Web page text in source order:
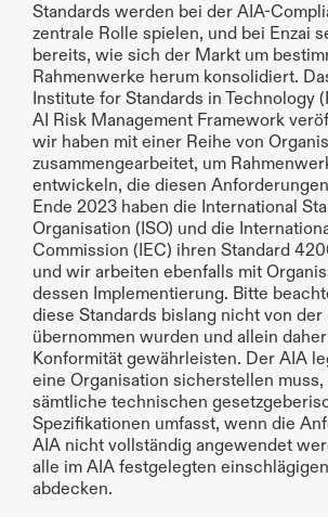
Standards werden bei der AIA-
zentrale Rolle spielen, und bei Enzai
bereits, wie sich der Markt um
Rahmenwerke herum konsolidiert.
Institute for Standards in Technology
AI Risk Management Framework
wir haben mit einer Reihe von
zusammengearbeitet, um
entwickeln, die diesen
Ende 2023 haben die International
Organisation (ISO) und die
Commission (IEC) ihren Standard
und wir arbeiten ebenfalls mit
dessen Implementierung. Bitte
diese Standards bislang nicht von der
übernommen wurden und allein
Konformität gewährleisten. Der AIA
eine Organisation sicherstellen
sämtliche technischen
Spezifikationen umfasst, wenn die
AIA nicht vollständig angewendet
alle im AIA festgelegten
abdecken.